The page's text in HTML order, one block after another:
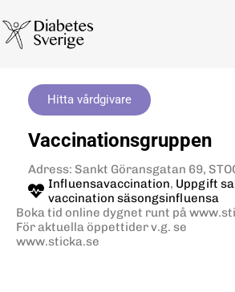
Hitta vårdgivare
Vaccinationsgruppen
Adress: Sankt Göransgatan 69,
Influensavaccination, Uppgift
vaccination säsongsinfluensa
Boka tid online dygnet runt på
För aktuella öppettider v.g. se
www.sticka.se